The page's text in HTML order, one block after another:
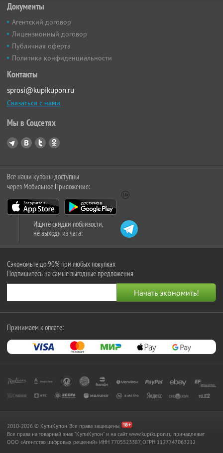
Документы
Агентский договор
Лицензионный договор
Публичная оферта
Политика конфиденциальности
Контакты
sprosi@kupikupon.ru
Связаться с нами
Мы в Соцсетях
Все наши купоны доступны
через Мобильное Приложение:
Ищите скидки поблизости,
не выходя из чата:
Сэкономьте до 90% при любых покупках
Подпишитесь на самые выгодные предложения
Принимаем к оплате:
2010-2026 © КупиКупон. Все права защищены.
Все права на товарный знак "КупиКупон" и на сайт www.kupikupon.ru принадлежат
OOO «Агентство цифровых решений» ИНН 7705523387, ОГРН 1127747063212